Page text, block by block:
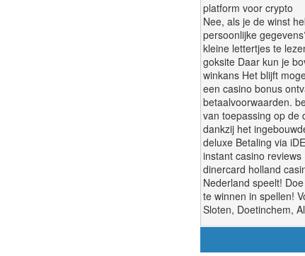
platform voor crypto
Nee, als je de winst
persoonlijke
kleine lettertjes te
goksite Daar kun je
winkans Het blijft
een casino bonus
betaalvoorwaarden.
van toepassing op de
dankzij het
deluxe Betaling via
instant casino reviews
dinercard holland
Nederland speelt!
te winnen in spellen!
Sloten, Doetinchem,